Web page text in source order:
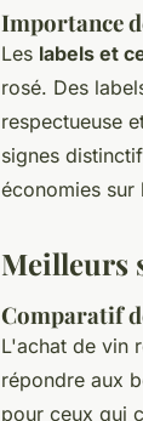
Importance
Les labels et
rosé. Des
respectueuse
signes
économies sur
Meilleurs
Comparatif
L'achat de vin
répondre aux
pour ceux qui